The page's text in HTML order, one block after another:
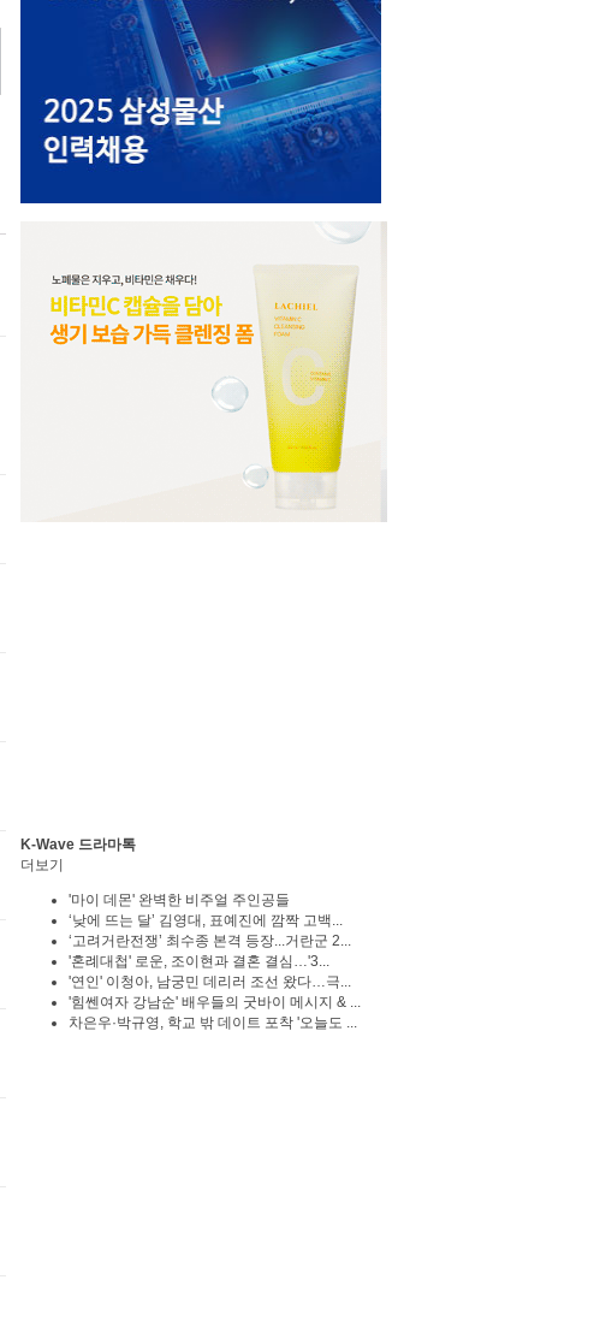
K-Wave 드라마톡
더보기
'마이 데몬' 완벽한 비주얼 주인공들
‘낮에 뜨는 달’ 김영대, 표예진에 깜짝 고백...
‘고려거란전쟁’ 최수종 본격 등장...거란군 2...
'혼례대첩' 로운, 조이현과 결혼 결심…'3...
'연인' 이청아, 남궁민 데리러 조선 왔다…극...
'힘쎈여자 강남순' 배우들의 굿바이 메시지 & ...
차은우·박규영, 학교 밖 데이트 포착 '오늘도 ...